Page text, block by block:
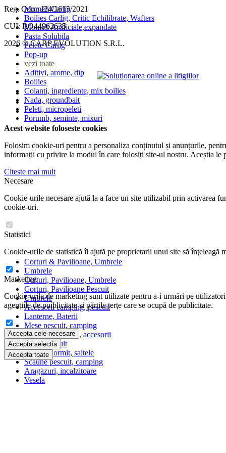
Fire Spinning
Fir Textil Spinning
Fire Fly
Fluorocarbon
Monofilament
Bagajerie Rapitor
Mulinete rapitor
Minciog rapitori
Momeli Carlig
Boilies Carlig, Critic Echilibrate, Wafters
Momeli Artificiale,expandate
Pasta Solubila
Pelete Carlig
Pop-up
vezi toate
Aditivi, arome, dip
Boilies
Colanti, ingrediente, mix boilies
Nada, groundbait
Peleti, micropeleti
Porumb, seminte, mixuri
Corturi & Pavilioane, Umbrele
Umbrele
Corturi, Pavilioane, Umbrele
Corturi, Pavilioane Pescuit
Umbrele
Accesorii camping, pescuit
Lanterne, Baterii
Mese pescuit, camping
Scaune modulare, accesorii
Paturi pescuit
Saci de dormit, saltele
Scaune pescuit, camping
Aragazuri, incalzitoare
Vesela
Reg. Com: J24/1615/2021
CUI: RO44962635
2026 © CARP EVOLUTION S.R.L.
Acest website foloseste cookies
Folosim cookie-uri pentru a personaliza conținutul și anunțurile,
informații cu privire la modul în care folosiți site-ul nostru. Aceștia
Citeste mai mult
Necesare
Cookie-urile necesare ajută la a face un site utilizabil prin activarea
cookie-uri.
Statistici
Cookie-urile de statistică îi ajută pe proprietarii unui site să
Marketing
Cookie-urile de marketing sunt utilizate pentru a-i urmări pe
agenţiile de puiblicitate şi părţile terţe care se ocupă de publicitate.
Accepta cele necesare
Accepta selectia
Accepta toate